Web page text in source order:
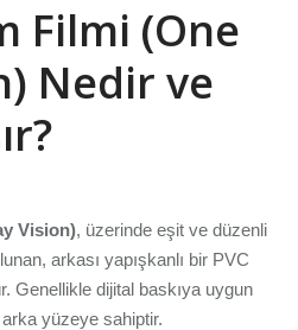
Filmi (One
Nedir ve
Vision), üzerinde eşit ve düzenli
arkası yapışkanlı bir PVC
Genellikle dijital baskıya uygun
yüzeye sahiptir.